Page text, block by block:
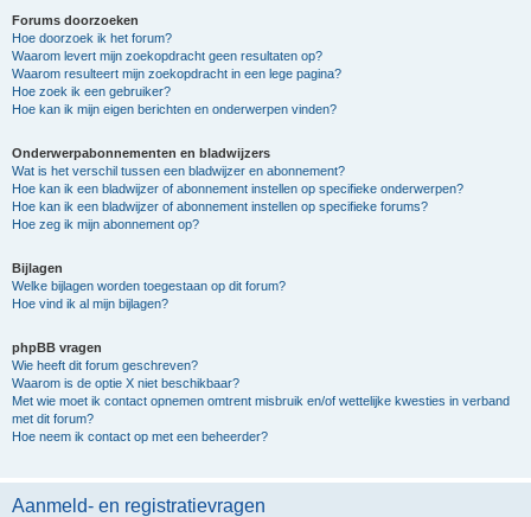
Forums doorzoeken
Hoe doorzoek ik het forum?
Waarom levert mijn zoekopdracht geen resultaten op?
Waarom resulteert mijn zoekopdracht in een lege pagina?
Hoe zoek ik een gebruiker?
Hoe kan ik mijn eigen berichten en onderwerpen vinden?
Onderwerpabonnementen en bladwijzers
Wat is het verschil tussen een bladwijzer en abonnement?
Hoe kan ik een bladwijzer of abonnement instellen op specifieke onderwerpen?
Hoe kan ik een bladwijzer of abonnement instellen op specifieke forums?
Hoe zeg ik mijn abonnement op?
Bijlagen
Welke bijlagen worden toegestaan op dit forum?
Hoe vind ik al mijn bijlagen?
phpBB vragen
Wie heeft dit forum geschreven?
Waarom is de optie X niet beschikbaar?
Met wie moet ik contact opnemen omtrent misbruik en/of wettelijke kwesties in verband
met dit forum?
Hoe neem ik contact op met een beheerder?
Aanmeld- en registratievragen